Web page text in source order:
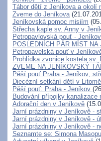
Tábor dětí z Jeníkova a okolí
Zveme do Jeníkova
Jeníkovská pomoc misiím
Střecha kaple sv. Anny v
Petropavlovská pouť - Jeníkov
POSLEDNÍCH PÁR MÍST
Petropavelská pouť v
Prohlídka zvonice kostela
ZVEME NA JENÍKOVSKÝ
Pěší pouť Praha - Jeníkov;
Diecézní setkání dětí v
Pěší pouť: Praha - Jeníkov
Budování přípojky kanalizace
Adorační den v Jeníkově
Jarní prázdniny v Jeníkově -
Jarní prázdniny v Jeníkově -
Jarní prázdniny v Jeníkově -
Seznamte se: Simona